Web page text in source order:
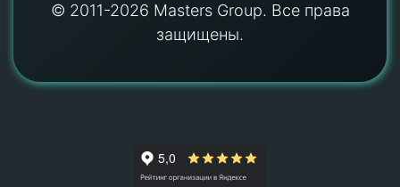
© 2011-2026 Masters Group. Все права
защищены.